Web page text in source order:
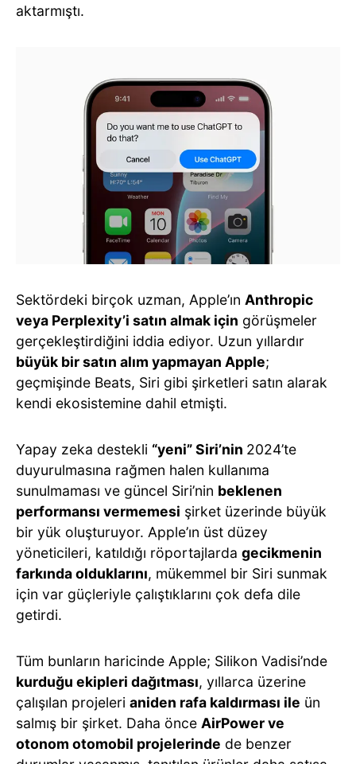
aktarmıştı.
Sektördeki birçok uzman, Apple’ın Anthropic
veya Perplexity’i satın almak için görüşmeler
gerçekleştirdiğini iddia ediyor. Uzun yıllardır
büyük bir satın alım yapmayan Apple;
geçmişinde Beats, Siri gibi şirketleri satın alarak
kendi ekosistemine dahil etmişti.
Yapay zeka destekli “yeni” Siri’nin 2024’te
duyurulmasına rağmen halen kullanıma
sunulmaması ve güncel Siri’nin beklenen
performansı vermemesi şirket üzerinde büyük
bir yük oluşturuyor. Apple’ın üst düzey
yöneticileri, katıldığı röportajlarda gecikmenin
farkında olduklarını, mükemmel bir Siri sunmak
için var güçleriyle çalıştıklarını çok defa dile
getirdi.
Tüm bunların haricinde Apple; Silikon Vadisi’nde
kurduğu ekipleri dağıtması, yıllarca üzerine
çalışılan projeleri aniden rafa kaldırması ile ün
salmış bir şirket. Daha önce AirPower ve
otonom otomobil projelerinde de benzer